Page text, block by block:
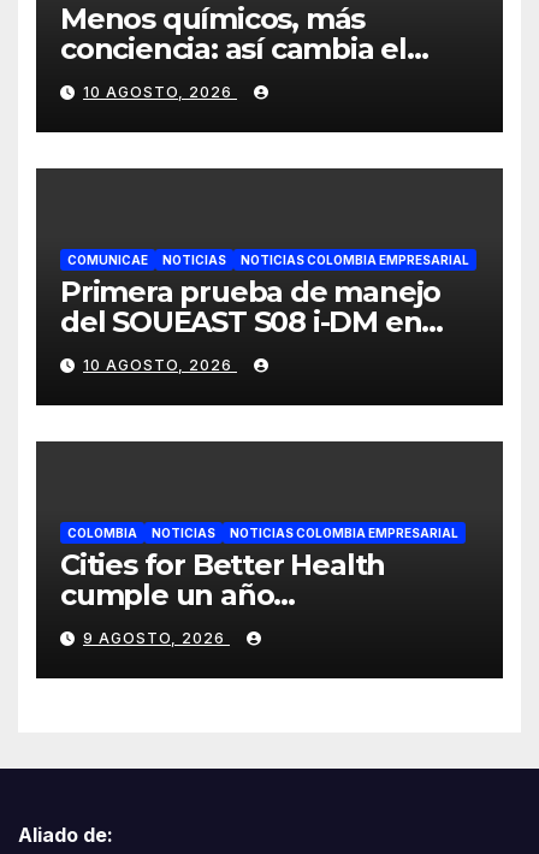
Menos químicos, más
conciencia: así cambia el
consumo de la cosmética en
Colombia
10 AGOSTO, 2026
COMUNICAE NOTICIAS NOTICIAS COLOMBIA EMPRESARIAL
Primera prueba de manejo
del SOUEAST S08 i-DM en
México recibe grandes
elogios por su confort
superior
10 AGOSTO, 2026
COLOMBIA NOTICIAS NOTICIAS COLOMBIA EMPRESARIAL
Cities for Better Health
cumple un año
transformando la salud en
Cali y lo celebra con una
jornada de voluntariado y
9 AGOSTO, 2026
Aliado de: